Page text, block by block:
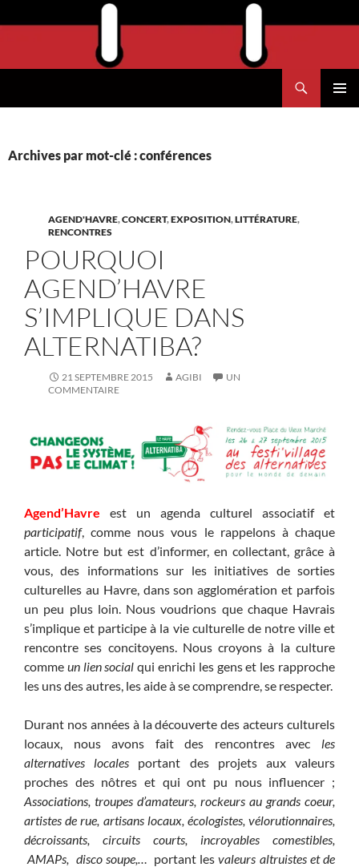
au
Archives par mot-clé : conférences
AGEND'HAVRE,CONCERT,EXPOSITION,LITTÉRATURE,
RENCONTRES
POURQUOI
AGEND’HAVRE
S’IMPLIQUE DANS
ALTERNATIBA?
21 SEPTEMBRE 2015 AGIBI
UN
COMMENTAIRE
Agend’Havre est un agenda culturel associatif et
participatif, comme nous vous le rappelons à chaque
article. Notre but est d’informer, en collectant, grâce à
vous, des informations sur les initiatives de sorties
culturelles au Havre, dans son agglomération et parfois
un peu plus loin. Nous voudrions que chaque Havrais
s’implique et participe à la vie culturelle de notre ville et
rencontre ses concitoyens. Nous croyons à la culture
comme un lien social qui enrichi les gens et les rapproche
les uns des autres, les aide à se comprendre, se respecter.
Durant nos années à la découverte des acteurs culturels
locaux, nous avons fait des rencontres avec les
alternatives locales portant des projets aux valeurs
proches des nôtres et qui ont pu nous influencer ;
Associations, troupes d’amateurs, rockeurs au grands coeur,
artistes de rue, artisans locaux, écologistes, vélorutionnaires,
décroissants, circuits courts, incroyables comestibles,
AMAPs, disco soupe,… portant lesvaleurs altruistes et de